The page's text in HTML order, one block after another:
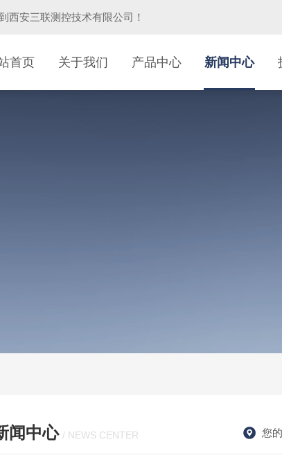
西安三联测控技术有限公司 ！
首页 关于我们 产品中心 新闻中心
闻中心 / NEWS CENTER 您